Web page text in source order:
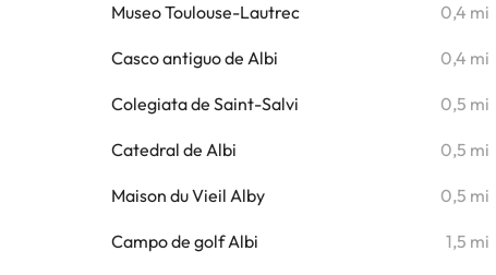
Museo Toulouse-Lautrec 0,4 mi
Casco antiguo de Albi 0,4 mi
Colegiata de Saint-Salvi 0,5 mi
Catedral de Albi 0,5 mi
Maison du Vieil Alby 0,5 mi
Campo de golf Albi 1,5 mi